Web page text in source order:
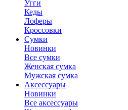
Угги
Кеды
Лоферы
Кроссовки
Сумки
Новинки
Все сумки
Женская сумка
Мужская сумка
Аксессуары
Новинки
Все аксессуары